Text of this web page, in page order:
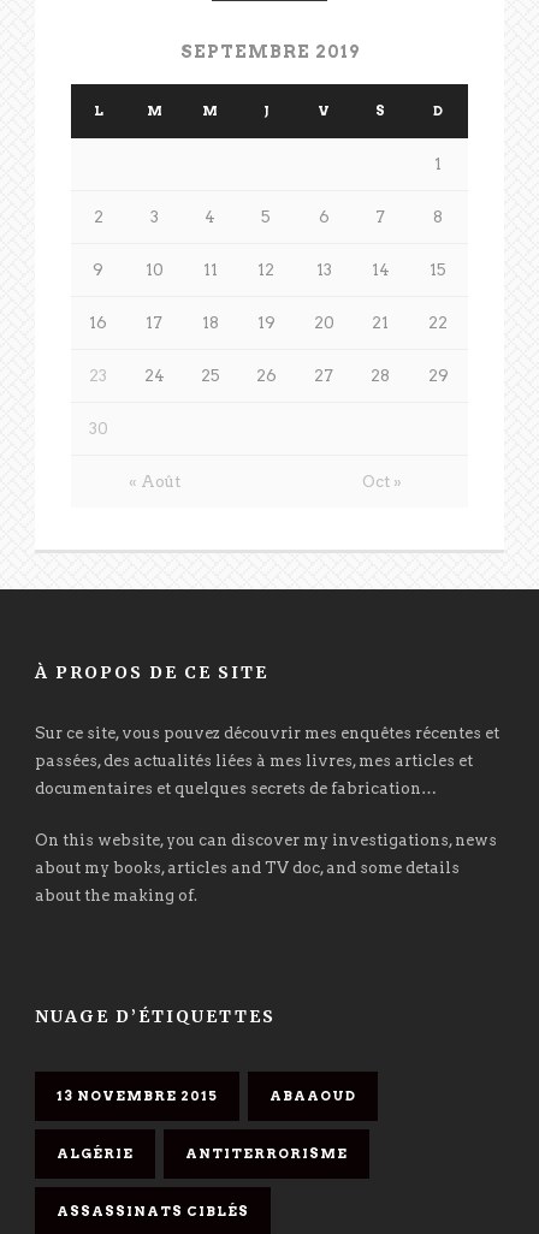
SEPTEMBRE 2019
L M M J V S D
« Août Oct »
1
2 3 4 5 6 7 8
9 10 11 12 13 14 15
16 17 18 19 20 21 22
23 24 25 26 27 28 29
30
À PROPOS DE CE SITE
Sur ce site, vous pouvez découvrir mes enquêtes récentes et
passées, des actualités liées à mes livres, mes articles et
documentaires et quelques secrets de fabrication…
On this website, you can discover my investigations, news
about my books, articles and TV doc, and some details
about the making of.
NUAGE D’ÉTIQUETTES
13 NOVEMBRE 2015 ABAAOUD
ALGÉRIE ANTITERRORISME
ASSASSINATS CIBLÉS